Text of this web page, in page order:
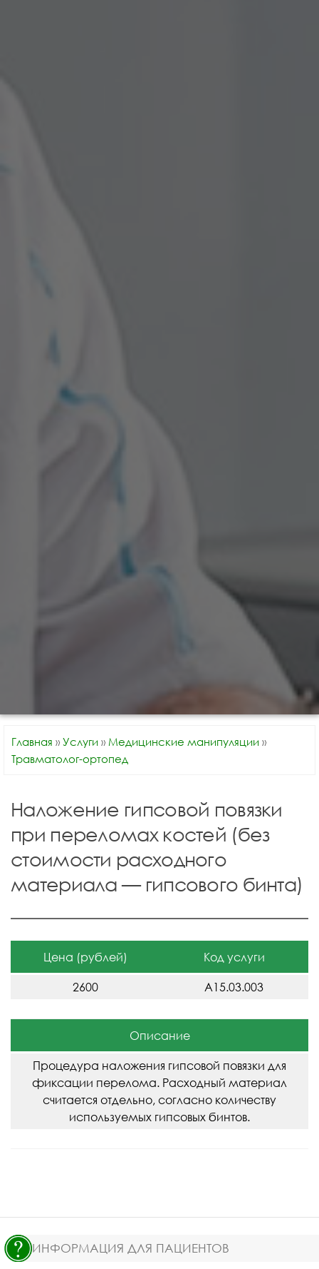
Главная » Услуги » Медицинские манипуляции »
Травматолог-ортопед
Наложение гипсовой повязки
при переломах костей (без
стоимости расходного
материала — гипсового бинта)
Цена (рублей) Код услуги
2600 A15.03.003
Описание
Процедура наложения гипсовой повязки для
фиксации перелома. Расходный материал
считается отдельно, согласно количеству
используемых гипсовых бинтов.
ИНФОРМАЦИЯ ДЛЯ ПАЦИЕНТОВ